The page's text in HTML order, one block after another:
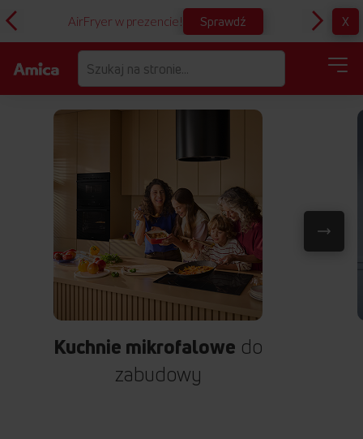
AirFryer w prezencie! Sprawdź X
Kuchnie mikrofalowe do
zabudowy